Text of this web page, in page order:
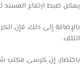
يمكن ضبط ارتفاع المسند
بالإضافة إلى ذلك، فإن
التلف.
باختصار، إن كرسى مكتب